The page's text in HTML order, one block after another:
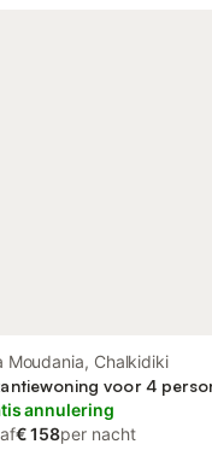
Moudania, Chalkidiki
voor 4
annulering
€ 158per nacht